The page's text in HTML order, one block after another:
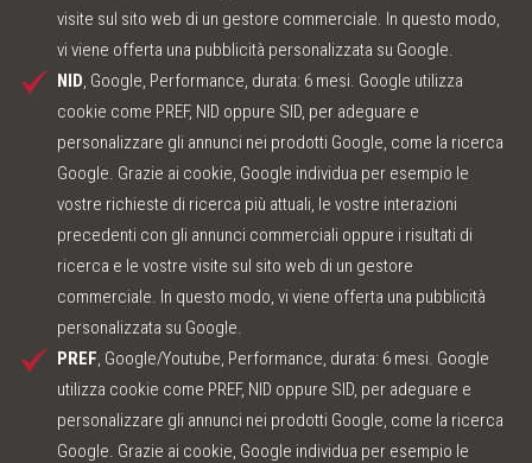
visite sul sito web di un gestore commerciale. In questo modo,
vi viene offerta una pubblicità personalizzata su Google.
NID , Google, Performance, durata: 6 mesi. Google utilizza
cookie come PREF, NID oppure SID, per adeguare e
personalizzare gli annunci nei prodotti Google, come la ricerca
Google. Grazie ai cookie, Google individua per esempio le
vostre richieste di ricerca più attuali, le vostre interazioni
precedenti con gli annunci commerciali oppure i risultati di
ricerca e le vostre visite sul sito web di un gestore
commerciale. In questo modo, vi viene offerta una pubblicità
personalizzata su Google.
PREF , Google/Youtube, Performance, durata: 6 mesi. Google
utilizza cookie come PREF, NID oppure SID, per adeguare e
personalizzare gli annunci nei prodotti Google, come la ricerca
Google. Grazie ai cookie, Google individua per esempio le